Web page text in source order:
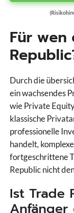
Für wen
Durch die
ein wachsendes
wie Private
klassische
professionelle
handelt,
fortgeschrittene
Republic nicht
Ist Trade